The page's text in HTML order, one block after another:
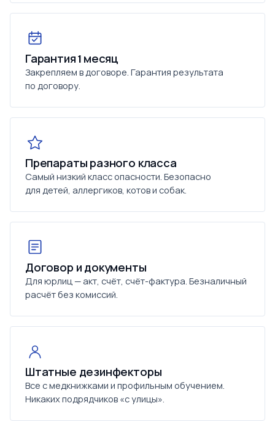
Гарантия 1 месяц
Закрепляем в договоре. Гарантия результата
по договору.
Препараты разного класса
Самый низкий класс опасности. Безопасно
для детей, аллергиков, котов и собак.
Договор и документы
Для юрлиц — акт, счёт, счёт-фактура. Безналичный
расчёт без комиссий.
Штатные дезинфекторы
Все с медкнижками и профильным обучением.
Никаких подрядчиков «с улицы».